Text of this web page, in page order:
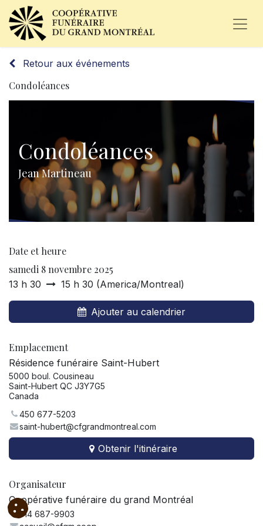
Retour aux événements
Condoléances
Condoléances
Jean Martineau
Date et heure
samedi 8 novembre 2025
13 h 30 15 h 30 (America/Montreal)
Ajouter au calendrier
Emplacement
Résidence funéraire Saint-Hubert
5000 boul. Cousineau
Saint-Hubert QC J3Y7G5
Canada
450 677-5203
saint-hubert@cfgrandmontreal.com
Obtenir l'itinéraire
Organisateur
Coopérative funéraire du grand Montréal
514 687-9903